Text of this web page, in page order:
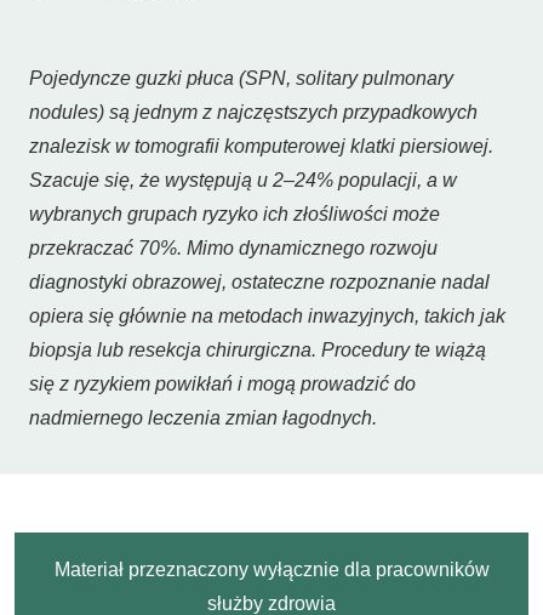
Pojedyncze guzki płuca (SPN, solitary pulmonary
nodules) są jednym z najczęstszych przypadkowych
znalezisk w tomografii komputerowej klatki piersiowej.
Szacuje się, że występują u 2–24% populacji, a w
wybranych grupach ryzyko ich złośliwości może
przekraczać 70%. Mimo dynamicznego rozwoju
diagnostyki obrazowej, ostateczne rozpoznanie nadal
opiera się głównie na metodach inwazyjnych, takich jak
biopsja lub resekcja chirurgiczna. Procedury te wiążą
się z ryzykiem powikłań i mogą prowadzić do
nadmiernego leczenia zmian łagodnych.
Materiał przeznaczony wyłącznie dla pracowników
służby zdrowia